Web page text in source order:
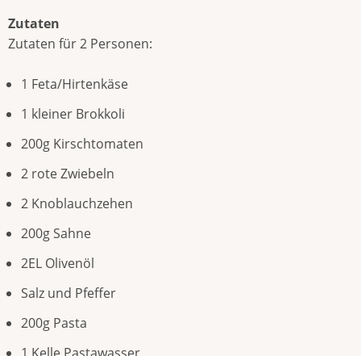
Zutaten
Zutaten für 2 Personen:
1 Feta/Hirtenkäse
1 kleiner Brokkoli
200g Kirschtomaten
2 rote Zwiebeln
2 Knoblauchzehen
200g Sahne
2EL Olivenöl
Salz und Pfeffer
200g Pasta